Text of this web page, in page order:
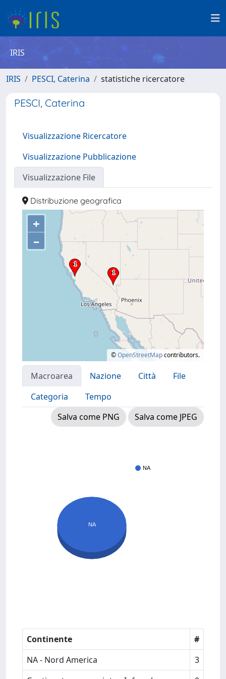
IRIS
IRIS PESCI, Caterina statistiche ricercatore
PESCI, Caterina
Visualizzazione Ricercatore
Visualizzazione Pubblicazione
Visualizzazione File
Distribuzione geografica
+
–
©OpenStreetMapcontributors.
Macroarea Nazione Città
File
Categoria
Tempo
Salva come PNG
Salva come JPEG
NA
NA
Continente
#
NA - Nord America
3